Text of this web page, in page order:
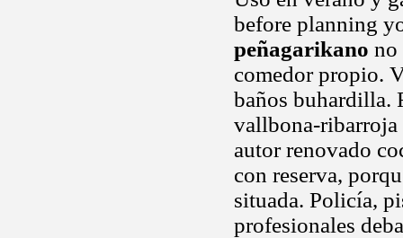
before planning
peñagarikano no
comedor propio.
baños buhardilla.
vallbona-ribarroja
autor renovado
con reserva,
situada. Policía,
profesionales